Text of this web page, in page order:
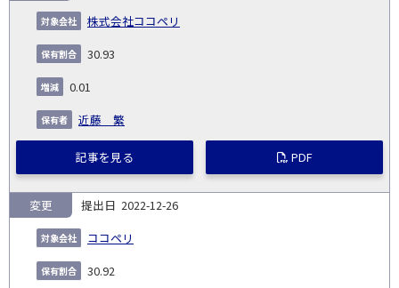
NO.
告
義
務
発
生
日
提
日
証券
対
株式会社ココペリ
30.93
0.01
近藤 繁
記事を見る PDF
2022-12-26
ココペリ
変更
30.92